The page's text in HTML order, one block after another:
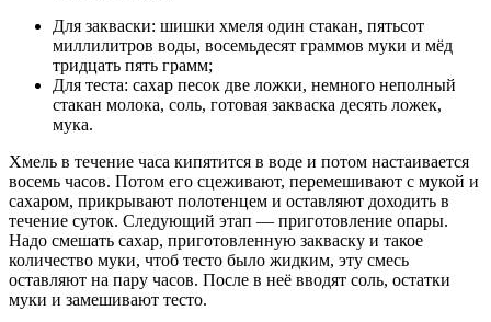
Для закваски: шишки хмеля один стакан, пятьсот
миллилитров воды, восемьдесят граммов муки и мёд
тридцать пять грамм;
Для теста: сахар песок две ложки, немного неполный
стакан молока, соль, готовая закваска десять ложек,
мука.
Хмель в течение часа кипятится в воде и потом настаивается
восемь часов. Потом его сцеживают, перемешивают с мукой и
сахаром, прикрывают полотенцем и оставляют доходить в
течение суток. Следующий этап — приготовление опары.
Надо смешать сахар, приготовленную закваску и такое
количество муки, чтоб тесто было жидким, эту смесь
оставляют на пару часов. После в неё вводят соль, остатки
муки и замешивают тесто.